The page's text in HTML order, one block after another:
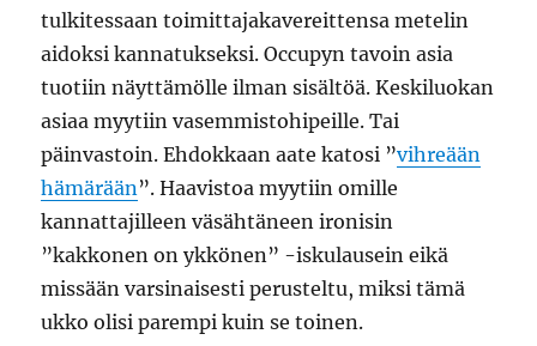
tulkitessaan toimittajakavereittensa metelin
aidoksi kannatukseksi. Occupyn tavoin asia
tuotiin näyttämölle ilman sisältöä. Keskiluokan
asiaa myytiin vasemmistohipeille. Tai
päinvastoin. Ehdokkaan aate katosi ”vihreään
hämärään”. Haavistoa myytiin omille
kannattajilleen väsähtäneen ironisin
”kakkonen on ykkönen” -iskulausein eikä
missään varsinaisesti perusteltu, miksi tämä
ukko olisi parempi kuin se toinen.